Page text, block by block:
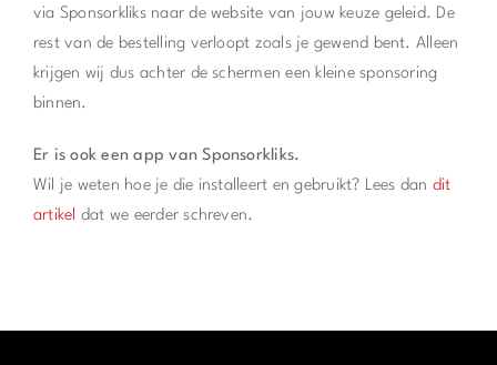
via Sponsorkliks naar de website van jouw keuze geleid. De
rest van de bestelling verloopt zoals je gewend bent. Alleen
krijgen wij dus achter de schermen een kleine sponsoring
binnen.
Er is ook een app van Sponsorkliks.
Wil je weten hoe je die installeert en gebruikt? Lees dan dit
artikel dat we eerder schreven.